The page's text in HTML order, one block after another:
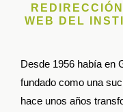
WEB DEL
Desde 1956 había en
fundado como una
hace unos años